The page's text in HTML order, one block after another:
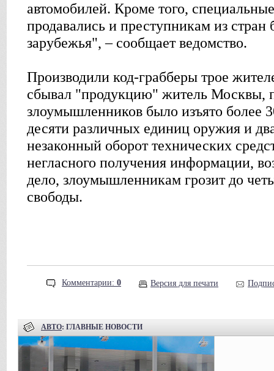
автомобилей. Кроме того,
продавались и преступникам из стран
зарубежья", – сообщает ведомство.
Производили код-грабберы трое
сбывал "продукцию" житель Москвы,
злоумышленников было изъято более
десяти различных единиц оружия и
незаконный оборот технических
негласного получения информации,
дело, злоумышленникам грозит до
свободы.
Комментарии: 0 Версия для печати
АВТО: ГЛАВНЫЕ НОВОСТИ